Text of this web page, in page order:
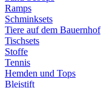
Ramps
Schminksets
Tiere auf dem Bauernhof
Tischsets
Stoffe
Tennis
Hemden und Tops
Bleistift